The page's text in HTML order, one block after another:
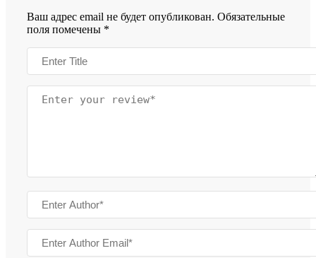
Ваш адрес email не будет опубликован. Обязательные
поля помечены *